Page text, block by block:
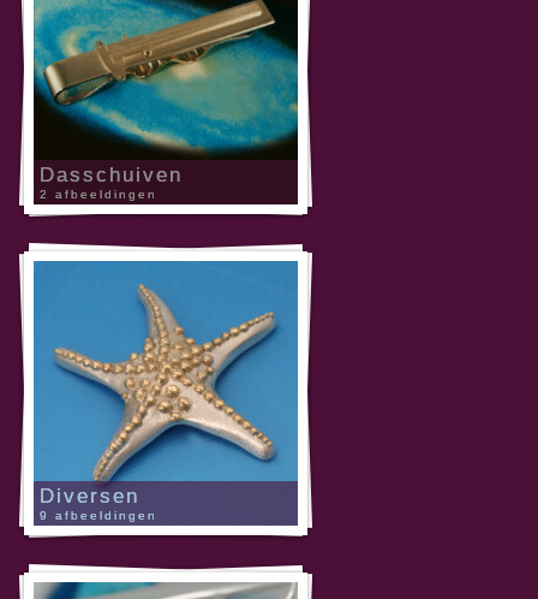
Dasschuiven
2 afbeeldingen
Diversen
9 afbeeldingen